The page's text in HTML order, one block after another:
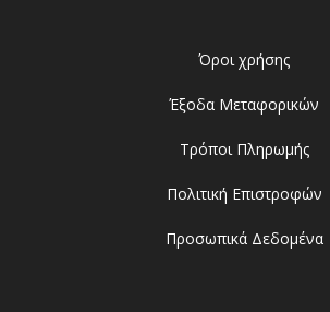
Όροι χρήσης
Έξοδα Μεταφορικών
Τρόποι Πληρωμής
Πολιτική Επιστροφών
Προσωπικά Δεδομένα